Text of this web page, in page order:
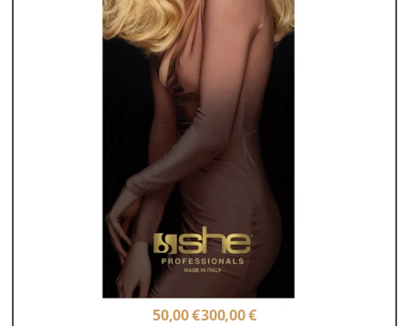
ΚρατήσειςΡαντεβού με Klarna
Τοποθέτηση V-Light Extensions
SKU: APP-1
50,00€300,00€